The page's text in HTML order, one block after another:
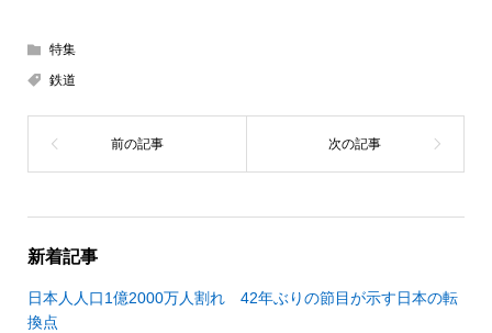
特集
鉄道
新着記事
日本人人口1億2000万人割れ 42年ぶりの節目が示す日本の転
換点